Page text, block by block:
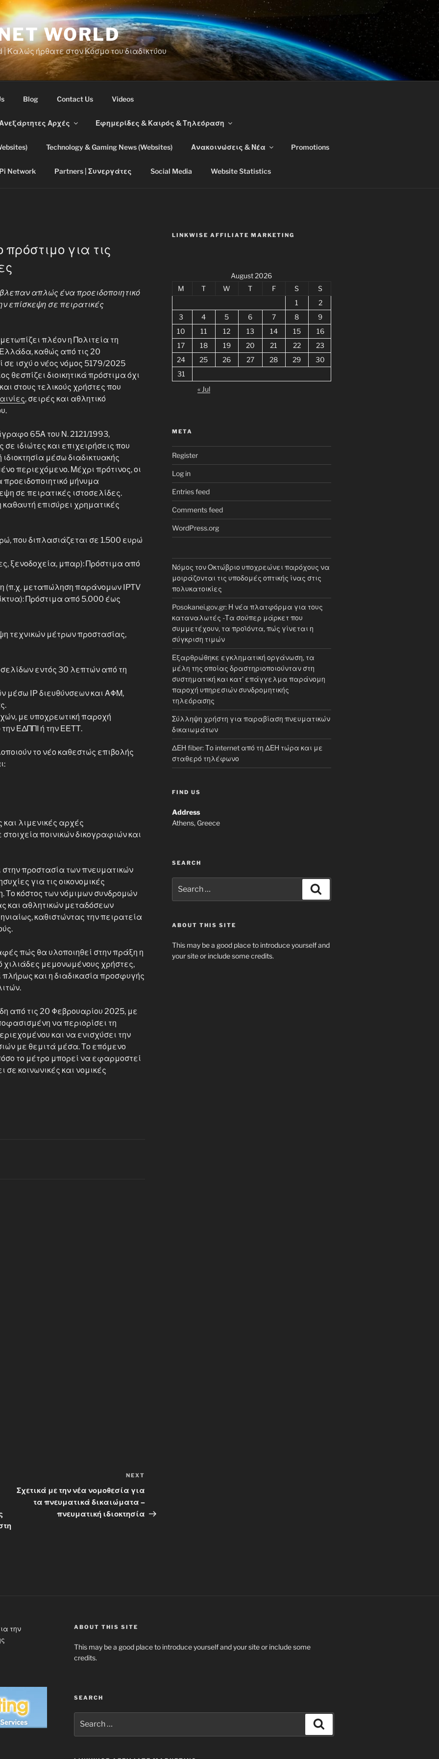
WORLD
Καλώς ήρθατε στον Κόσμο του διαδικτύου
Blog Contact Us Videos
Αρχές Εφημερίδες & Καιρός & Τηλεόραση
Technology & Gaming News (Websites) Ανακοινώσεις & Νέα Promotions
Pi Network Partners | Συνεργάτες Social Media Website Statistics
πρόστιμο για τις
απλώς ένα προειδοποιητικό
επίσκεψη σε πειρατικές
πλέον η Πολιτεία τη
καθώς από τις 20
σε ισχύ ο νέος νόμος 5179/2025
θεσπίζει διοικητικά πρόστιμα όχι
στους τελικούς χρήστες που
, σειρές και αθλητικό
65Α του Ν. 2121/1993,
ιδιώτες και επιχειρήσεις που
μέσω διαδικτυακής
περιεχόμενο. Μέχρι πρότινος, οι
μήνυμα
σε πειρατικές ιστοσελίδες.
επισύρει χρηματικές
που διπλασιάζεται σε 1.500 ευρώ
ξενοδοχεία, μπαρ): Πρόστιμα από
(π.χ. μεταπώληση παράνομων IPTV
Πρόστιμα από 5.000 έως
τεχνικών μέτρων προστασίας,
εντός 30 λεπτών από τη
μέσω IP διευθύνσεων και ΑΦΜ,
με υποχρεωτική παροχή
ΕΔΠΠΙ ή την ΕΕΤΤ.
το νέο καθεστώς επιβολής
και λιμενικές αρχές
ποινικών δικογραφιών και
στην προστασία των πνευματικών
για τις οικονομικές
Το κόστος των νόμιμων συνδρομών
και αθλητικών μεταδόσεων
καθιστώντας την πειρατεία
πώς θα υλοποιηθεί στην πράξη η
μεμονωμένους χρήστες,
και η διαδικασία προσφυγής
από τις 20 Φεβρουαρίου 2025, με
να περιορίσει τη
και να ενισχύσει την
με θεμιτά μέσα. Το επόμενο
το μέτρο μπορεί να εφαρμοστεί
κοινωνικές και νομικές
NEXT
Σχετικά με την νέα νομοθεσία για
τα πνευματικά δικαιώματα –
πνευματική ιδιοκτησία
LINKWISE AFFILIATE MARKETING
August 2026
M
T W T F S
S
1
2
3
4 5 6 7 8
9
10
11 12 13 14 15
16
17
18 19 20 21 22
23
24
25 26 27 28 29
30
31
« Jul
META
Register
Log in
Entries feed
Comments feed
WordPress.org
Νόμος τον Οκτώβριο υποχρεώνει παρόχους να
μοιράζονται τις υποδομές οπτικής ίνας στις
πολυκατοικίες
Posokanei.gov.gr: Η νέα πλατφόρμα για τους
καταναλωτές -Τα σούπερ μάρκετ που
συμμετέχουν, τα προϊόντα, πώς γίνεται η
σύγκριση τιμών
Εξαρθρώθηκε εγκληματική οργάνωση, τα
μέλη της οποίας δραστηριοποιούνταν στη
συστηματική και κατ’ επάγγελμα παράνομη
παροχή υπηρεσιών συνδρομητικής
τηλεόρασης
Σύλληψη χρήστη για παραβίαση πνευματικών
δικαιωμάτων
ΔΕΗ fiber: Το internet από τη ΔΕΗ τώρα και με
σταθερό τηλέφωνο
FIND US
Address
Athens, Greece
SEARCH
for:
ABOUT THIS SITE
This may be a good place to introduce yourself and
your site or include some credits.
την
ABOUT THIS SITE
This may be a good place to introduce yourself and your site or include some
credits.
SEARCH
for: